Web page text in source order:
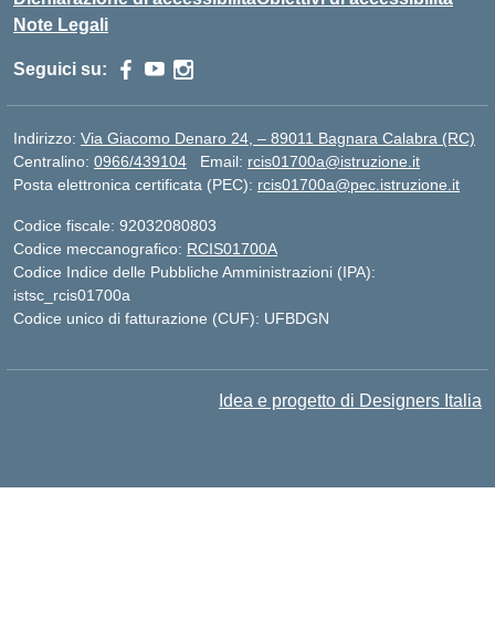
Note Legali
Seguici su:
Indirizzo: Via Giacomo Denaro 24, – 89011 Bagnara Calabra (RC)
Centralino: 0966/439104 Email: rcis01700a@istruzione.it
Posta elettronica certificata (PEC): rcis01700a@pec.istruzione.it
Codice fiscale: 92032080803
Codice meccanografico: RCIS01700A
Codice Indice delle Pubbliche Amministrazioni (IPA):
istsc_rcis01700a
Codice unico di fatturazione (CUF): UFBDGN
Idea e progetto di Designers Italia